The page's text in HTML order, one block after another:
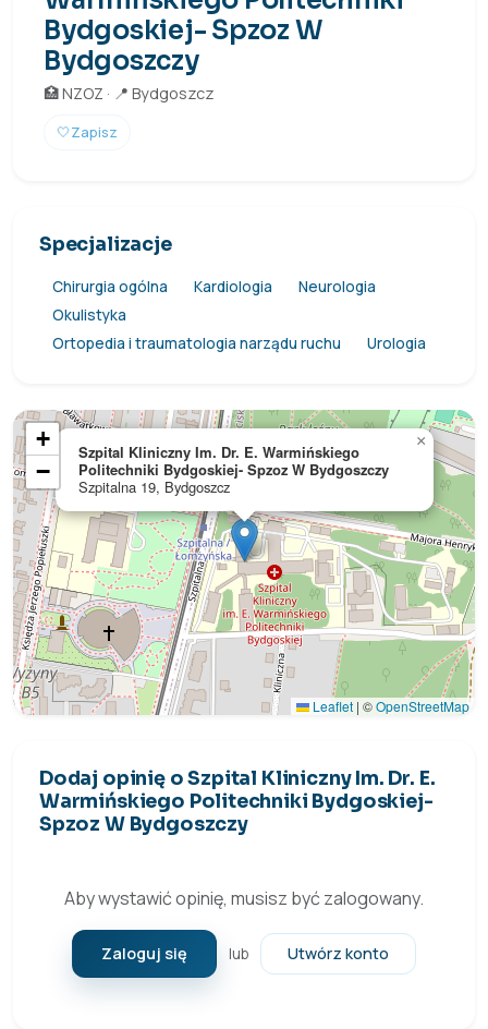
Bydgoskiej- Spzoz W
Bydgoszczy
🏥 NZOZ · 📍 Bydgoszcz
🤍Zapisz
Specjalizacje
Chirurgia ogólna Kardiologia
Neurologia
Okulistyka
Ortopedia i traumatologia narządu ruchu
Urologia
Szpital Kliniczny Im. Dr. E. Warmińskiego
Politechniki Bydgoskiej- Spzoz W Bydgoszczy
Szpitalna 19, Bydgoszcz
×
+
−
Leaflet | ©OpenStreetMap
Dodaj opinię o Szpital Kliniczny Im. Dr. E.
Warmińskiego Politechniki Bydgoskiej-
Spzoz W Bydgoszczy
Aby wystawić opinię, musisz być zalogowany.
Zaloguj się lub Utwórz konto